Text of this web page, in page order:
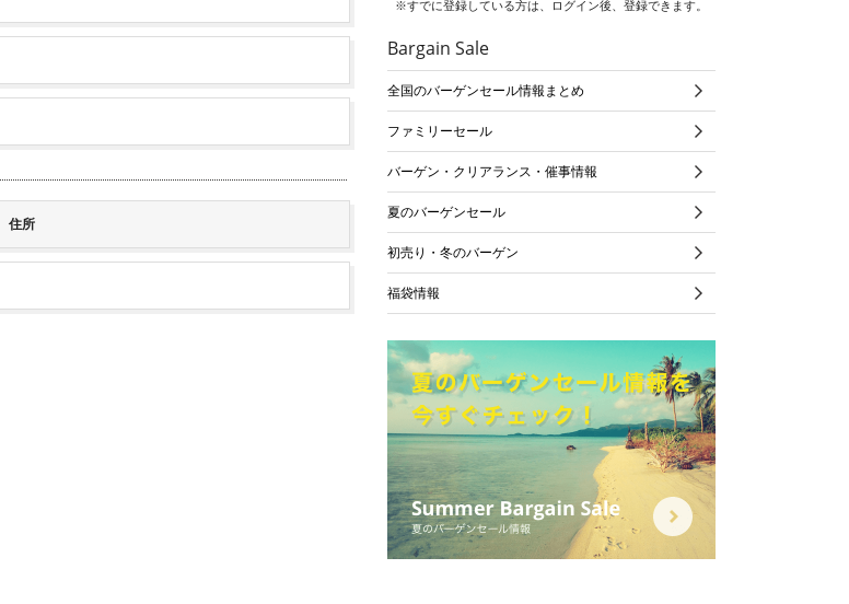
住所
※すでに登録している方は、ログイン後、登録できます。
Bargain Sale
全国のバーゲンセール情報まとめ
ファミリーセール
バーゲン・クリアランス・催事情報
夏のバーゲンセール
初売り・冬のバーゲン
福袋情報